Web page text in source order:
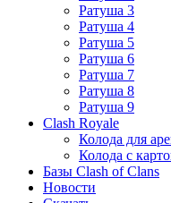
Ратуша 3
Ратуша 4
Ратуша 5
Ратуша 6
Ратуша 7
Ратуша 8
Ратуша 9
Clash Royale
Колода для
Колода с
Базы Clash of Clans
Новости